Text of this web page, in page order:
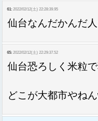
61: 2022/02/12(土) 22:28:39.95
仙台なんだかんだ
65: 2022/02/12(土) 22:29:37.52
仙台恐ろしく米粒
どこが大都市やね